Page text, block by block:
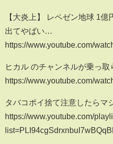
【大炎上】 レペゼン地球 1
出てやばい…
https://www.youtube.com/
ヒカル のチャンネルが乗っ
https://www.youtube.com/
タバコポイ捨て注意したらマ
https://www.youtube.com/